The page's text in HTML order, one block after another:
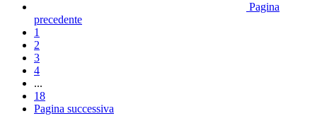
Pagina
precedente
1
2
3
4
...
18
Pagina successiva